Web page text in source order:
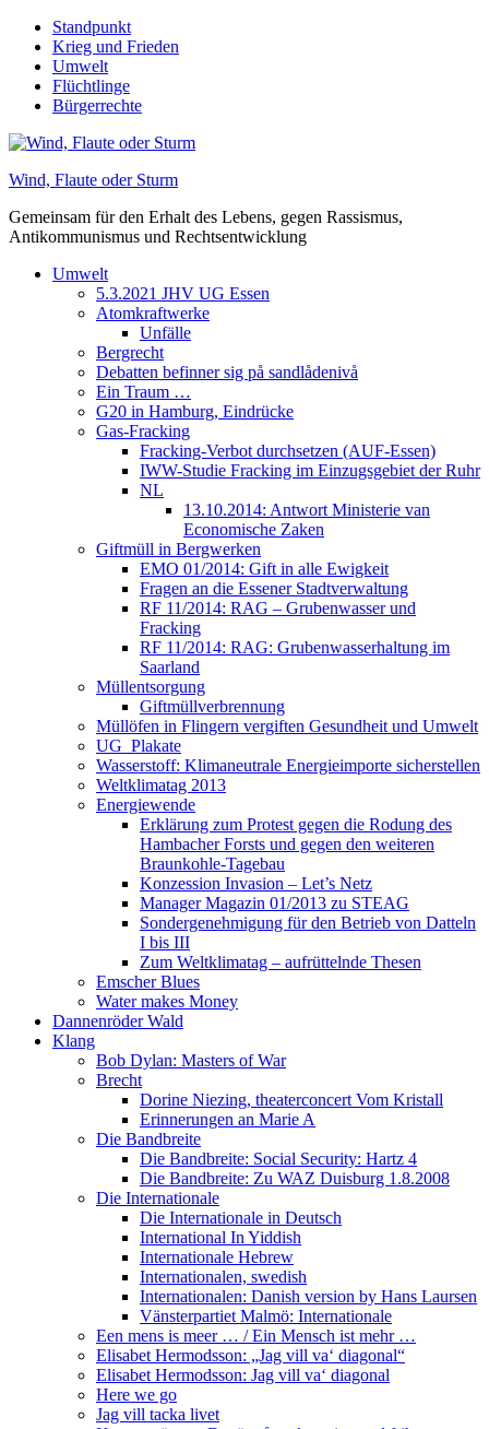
Skip
content
Standpunkt
Krieg und Frieden
Umwelt
Flüchtlinge
Bürgerrechte
Wind, Flaute oder Sturm
Gemeinsam für den Erhalt des Lebens, gegen Rassismus,
Antikommunismus und Rechtsentwicklung
Umwelt
5.3.2021 JHV UG Essen
Atomkraftwerke
Unfälle
Bergrecht
Debatten befinner sig på sandlådenivå
Ein Traum …
G20 in Hamburg, Eindrücke
Gas-Fracking
Fracking-Verbot durchsetzen (AUF-Essen)
IWW-Studie Fracking im Einzugsgebiet der Ruhr
NL
13.10.2014: Antwort Ministerie van
Economische Zaken
Giftmüll in Bergwerken
EMO 01/2014: Gift in alle Ewigkeit
Fragen an die Essener Stadtverwaltung
RF 11/2014: RAG – Grubenwasser und
Fracking
RF 11/2014: RAG: Grubenwasserhaltung im
Saarland
Müllentsorgung
Giftmüllverbrennung
Müllöfen in Flingern vergiften Gesundheit und Umwelt
UG_Plakate
Wasserstoff: Klimaneutrale Energieimporte sicherstellen
Weltklimatag 2013
Energiewende
Erklärung zum Protest gegen die Rodung des
Hambacher Forsts und gegen den weiteren
Braunkohle-Tagebau
Konzession Invasion – Let’s Netz
Manager Magazin 01/2013 zu STEAG
Sondergenehmigung für den Betrieb von Datteln
I bis III
Zum Weltklimatag – aufrüttelnde Thesen
Emscher Blues
Water makes Money
Dannenröder Wald
Klang
Bob Dylan: Masters of War
Brecht
Dorine Niezing, theaterconcert Vom Kristall
Erinnerungen an Marie A
Die Bandbreite
Die Bandbreite: Social Security: Hartz 4
Die Bandbreite: Zu WAZ Duisburg 1.8.2008
Die Internationale
Die Internationale in Deutsch
International In Yiddish
Internationale Hebrew
Internationalen, swedish
Internationalen: Danish version by Hans Laursen
Vänsterpartiet Malmö: Internationale
Een mens is meer … / Ein Mensch ist mehr …
Elisabet Hermodsson: „Jag vill va‘ diagonal“
Elisabet Hermodsson: Jag vill va‘ diagonal
Here we go
Jag vill tacka livet